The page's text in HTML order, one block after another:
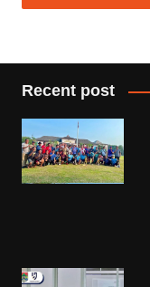
Recent post